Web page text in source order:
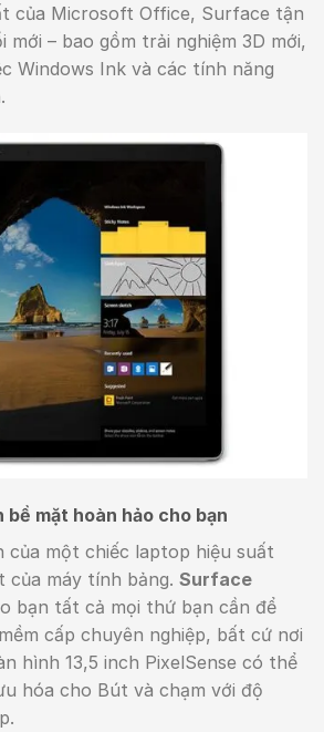
của Microsoft Office, Surface tận
mới – bao gồm trải nghiệm 3D mới,
Windows Ink và các tính năng
bề mặt hoàn hảo cho bạn
của một chiếc laptop hiệu suất
của máy tính bảng. Surface
bạn tất cả mọi thứ bạn cần để
cấp chuyên nghiệp, bất cứ nơi
hình 13,5 inch PixelSense có thể
hóa cho Bút và chạm với độ